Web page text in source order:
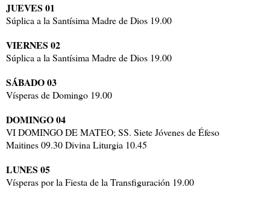
JUEVES 01
Súplica a la Santísima Madre de Dios 19.00
VIERNES 02
Súplica a la Santísima Madre de Dios 19.00
SÁBADO03
Vísperas de Domingo 19.00
DOMINGO04
VI DOMINGO DE MATEO; SS. Siete Jóvenes de Éfeso
Maitines 09.30 Divina Liturgia 10.45
LUNES 05
Vísperas por la Fiesta de la Transfiguración 19.00